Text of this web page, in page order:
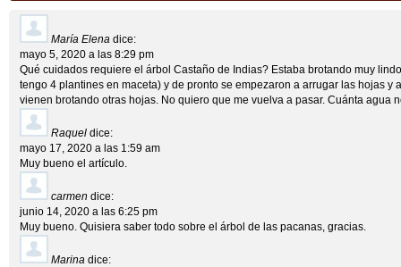
María Elena dice:
mayo 5, 2020 a las 8:29 pm
Qué cuidados requiere el árbol Castaño de Indias? Estaba brotando muy
tengo 4 plantines en maceta) y de pronto se empezaron a arrugar las hojas y
vienen brotando otras hojas. No quiero que me vuelva a pasar. Cuánta agua
Raquel dice:
mayo 17, 2020 a las 1:59 am
Muy bueno el artículo.
carmen dice:
junio 14, 2020 a las 6:25 pm
Muy bueno. Quisiera saber todo sobre el árbol de las pacanas, gracias.
Marina dice: